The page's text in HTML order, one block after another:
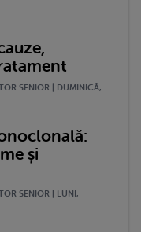
SENIOR | DUMINICĂ,
și
SENIOR | LUNI,